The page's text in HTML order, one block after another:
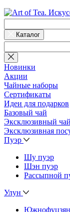
Каталог
Новинки
Акции
Чайные наборы
Сертификаты
Идеи для подарков
Базовый чай
Эксклюзивный чай
Эксклюзивная
Пуэр
Шу пуэр
Шэн пуэр
Рассыпной
Улун